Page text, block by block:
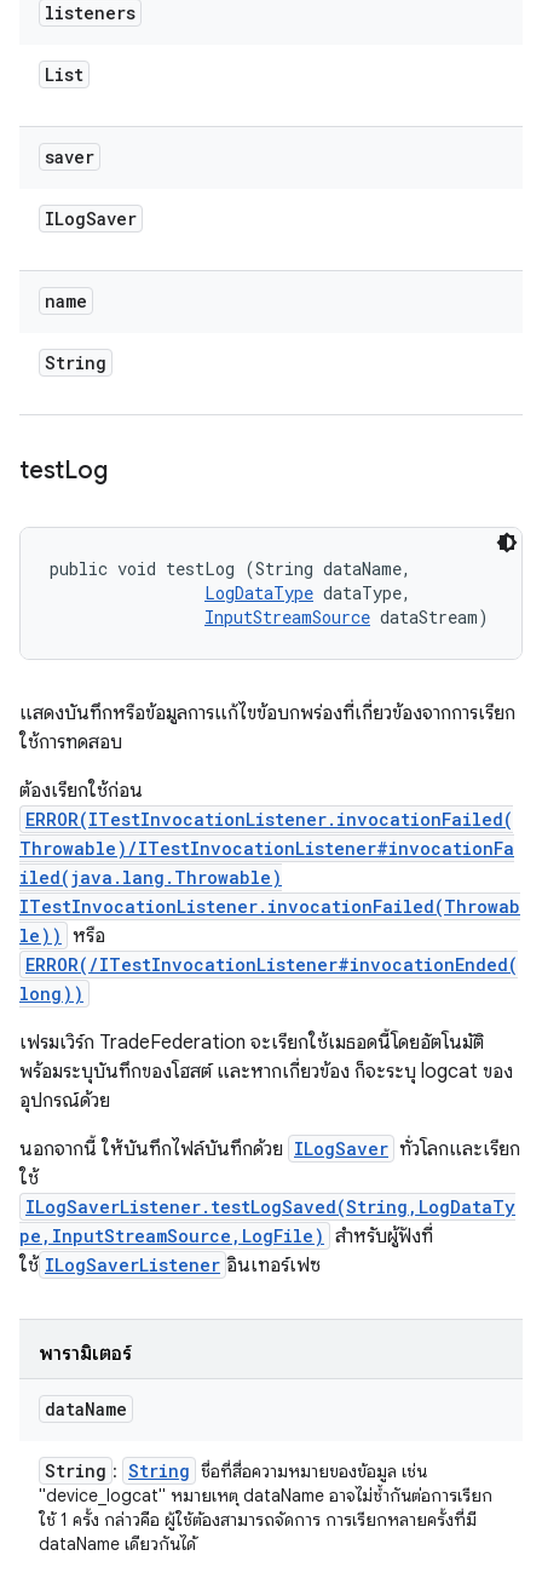
listeners
List
saver
ILogSaver
name
String
testLog
public void testLog (String dataName,
LogDataType dataType,
InputStreamSource dataStream)
แสดงบันทึกหรือข้อมูลการแก้ไขข้อบกพร่องที่เกี่ยวข้องจากการเรียก
ใช้การทดสอบ
ต้องเรียกใช้ก่อน
ERROR(ITestInvocationListener.invocationFailed(
Throwable)/ITestInvocationListener#invocationFa
iled(java.lang.Throwable)
ITestInvocationListener.invocationFailed(Throwab
le)) หรือ
ERROR(/ITestInvocationListener#invocationEnded(
long))
เฟรมเวิร์ก TradeFederation จะเรียกใช้เมธอดนี้โดยอัตโนมัติ
พร้อมระบุบันทึกของโฮสต์ และหากเกี่ยวข้อง ก็จะระบุ logcat ของ
อุปกรณ์ด้วย
นอกจากนี้ ให้บันทึกไฟล์บันทึกด้วย ILogSaver ทั่วโลกและเรียก
ใช้
ILogSaverListener.testLogSaved(String,LogDataTy
pe,InputStreamSource,LogFile) สำหรับผู้ฟังที่
ใช้ ILogSaverListener อินเทอร์เฟซ
พารามิเตอร์
dataName
String : String ชื่อที่สื่อความหมายของข้อมูล เช่น
"device_logcat" หมายเหตุ dataName อาจไม่ซ้ำกันต่อการเรียก
ใช้ 1 ครั้ง กล่าวคือ ผู้ใช้ต้องสามารถจัดการ การเรียกหลายครั้งที่มี
dataName เดียวกันได้